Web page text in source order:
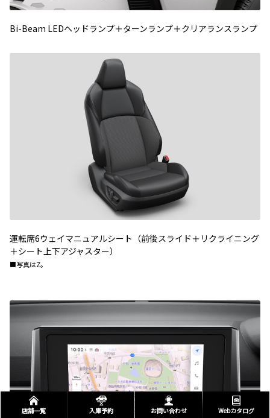
Bi-Beam LEDヘッドランプ＋ターンランプ＋クリアランスランプ
運転席6ウェイマニュアルシート（前後スライド＋リクライニング
＋シート上下アジャスター）
■写真はZ。
店舗一覧 入庫予約 お問い合わせ Webカタログ